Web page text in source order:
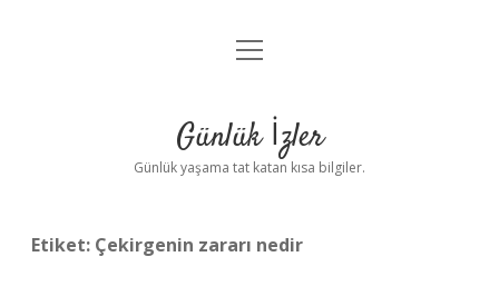
Anasayfa
Yasal Uyarı
menüyü
Günlük İzler
Günlük yaşama tat katan kısa bilgiler.
Etiket: Çekirgenin zararı nedir